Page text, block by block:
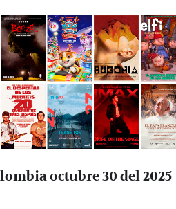
octubre 30 del 2025